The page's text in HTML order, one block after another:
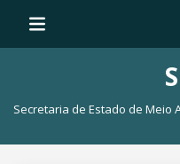
Secretaria de Estado de Meio